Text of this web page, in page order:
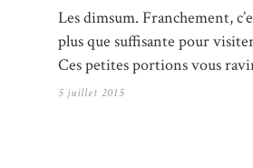
Les dimsum. Franchement,
plus que suffisante pour
Ces petites portions vous
5 juillet 2015